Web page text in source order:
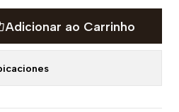
Adicionar ao Carrinho